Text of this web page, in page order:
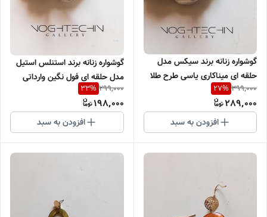
گوشواره زنانه برند سیکس مدل
حلقه ای میناکاری یاسی طرح طلا
وارداتی
399,000
27%
289,000
افزودن به سبد
گوشواره زنانه برند استنلس استیل
مدل حلقه ای فول نگین‌ وارداتی
299,000
33%
198,000
افزودن به سبد